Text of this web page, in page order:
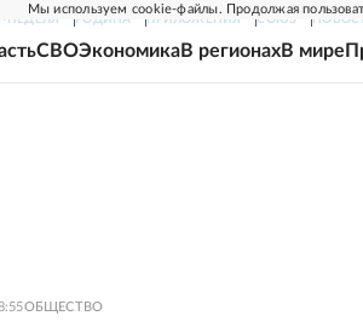
Мы используем cookie-файлы. Продолжая
НЕДЕЛЯ РОДИНА ПРИЛОЖЕНИЯ СОЮЗ
СВОЭкономикаВ регионахВ мире
ОБЩЕСТВО